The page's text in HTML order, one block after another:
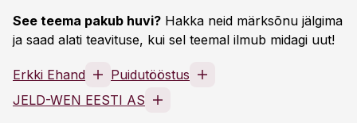
See teema pakub huvi? Hakka neid märksõnu jälgima
ja saad alati teavituse, kui sel teemal ilmub midagi uut!
Erkki Ehand
Puidutööstus
JELD-WEN EESTI AS